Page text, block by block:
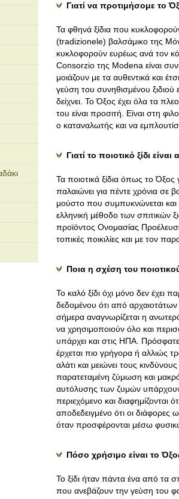
Γιατί να προτιμήσομε το
Τα φθηνά ξίδια που
(tradizionele) βαλσάμικο της
κυκλοφορούν ευρέως ανά τον
Consorzio της Modena είναι
μοιάζουν με τα αυθεντικά και
γεύση του συνηθισμένου ξιδιού
δείχνει. Το Όξος έχει όλα τα
του είναι προσιτή. Είναι στη
ο καταναλωτής και να
Γιατί το ποιοτικό ξίδι
Τα ποιοτικά ξίδια όπως το Όξος
παλαιώνει για πέντε χρόνια σε
μούστο που συμπυκνώνεται
ελληνική μέθοδο των σπιτικών
προϊόντος Ονομασίας
τοπικές ποικιλίες και με τον
Ποια η σχέση του
Το καλό ξίδι όχι μόνο δεν έχει
δεδομένου ότι από
σήμερα αναγνωρίζεται η
να χρησιμοποιούν όλο και
υπάρχει και στις ΗΠΑ.
έρχεται πιο γρήγορα ή αλλιώς
αλάτι και μειώνει τους
παρατεταμένη ζύμωση και
αυτόλυσης των ζυμών
περιεχόμενο και
αποδεδειγμένο ότι οι
όταν προσφέρονται μέσω
Πόσο χρήσιμο είναι το
Το ξίδι ήταν πάντα ένα από τα
που ανεβάζουν την γεύση του